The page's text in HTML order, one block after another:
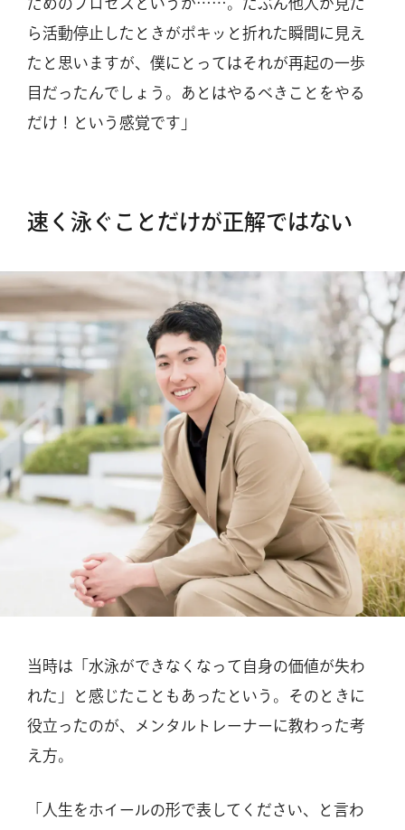
ためのプロセスというか……。たぶん他人が見た
ら活動停止したときがポキッと折れた瞬間に見え
たと思いますが、僕にとってはそれが再起の一歩
目だったんでしょう。あとはやるべきことをやる
だけ！という感覚です」
速く泳ぐことだけが正解ではない
当時は「水泳ができなくなって自身の価値が失わ
れた」と感じたこともあったという。そのときに
役立ったのが、メンタルトレーナーに教わった考
え方。
「人生をホイールの形で表してください、と言わ